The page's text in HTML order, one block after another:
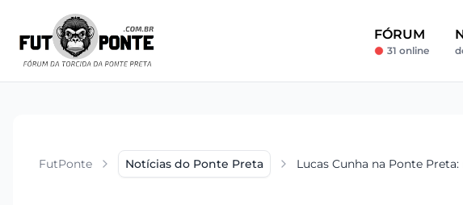
FÓRUM
31 online
FutPonte Notícias do Ponte Preta Lucas Cunha na Ponte